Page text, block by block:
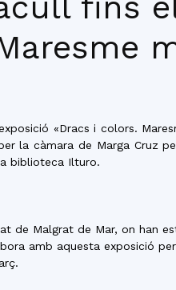
«Dracs i colors.
la càmara de Marga Cruz
biblioteca Ilturo.
de Malgrat de Mar, on han
amb aquesta exposició